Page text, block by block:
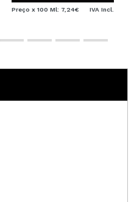
Preço x 100 Ml: 7,24€ IVA Incl.